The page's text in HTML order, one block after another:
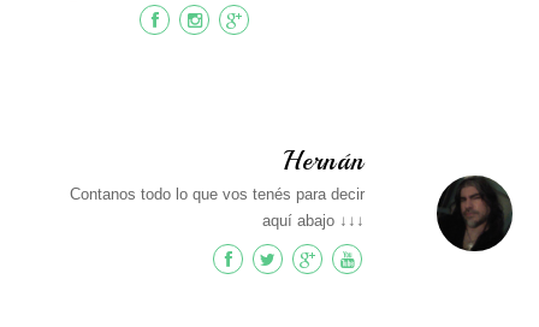
Hernán
Contanos todo lo que vos tenés para decir
aquí abajo ↓↓↓